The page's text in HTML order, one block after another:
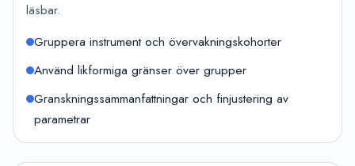
läsbar.
Gruppera instrument och övervakningskohorter
Använd likformiga gränser över grupper
Granskningssammanfattningar och finjustering av
parametrar